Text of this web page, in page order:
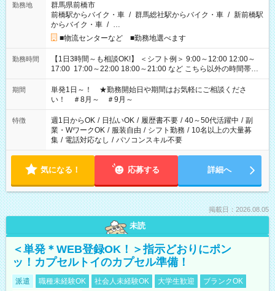
勤務地
群馬県前橋市
前橋駅からバイク・車 / 群馬総社駅からバイク・車 / 新前橋駅
からバイク・車 / …
■物流センターなど ■勤務地選べます
勤務時間
【1日3時間～も相談OK!】 ＜シフト例＞ 9:00～12:00 12:00～
17:00 17:00～22:00 18:00～21:00 など こちら以外の時間帯も
お気軽にご相談ください！
期間
単発1日～！ ★勤務開始日や期間はお気軽にご相談くださ
い！ ＃8月～ ＃9月～
特徴 週1日からOK / 日払いOK / 履歴書不要 / 40～50代活躍中 / 副
業・WワークOK / 服装自由 / シフト勤務 / 10名以上の大量募
集 / 電話対応なし / パソコンスキル不要
気になる！ 応募する 詳細へ
掲載日：2026.08.05
未読
＜単発＊WEB登録OK！＞指示どおりにポン
ッ！カプセルトイのカプセル準備！
派遣 職種未経験OK 社会人未経験OK 大学生歓迎
ブランクOK